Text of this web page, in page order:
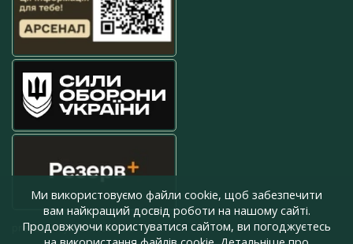
press@armyinform.com.ua
Ми використовуємо файли cookie, щоб забезпечити
вам найкращий досвід роботи на нашому сайті.
Продовжуючи користуватися сайтом, ви погоджуєтесь